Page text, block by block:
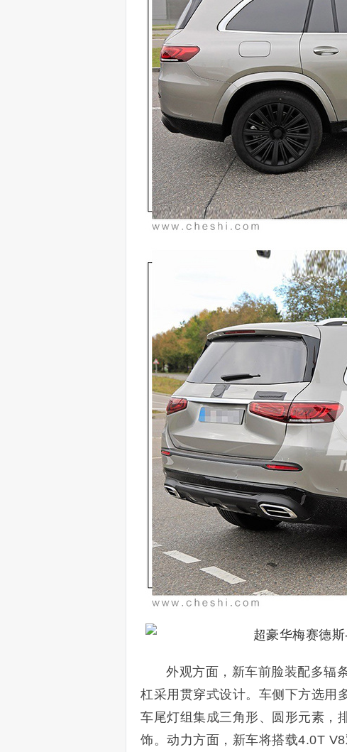
外观方面，新车前脸装配多辐
杠采用贯穿式设计。车侧下方选用
车尾灯组集成三角形、圆形元素，
饰。动力方面，新车将搭载4.0T